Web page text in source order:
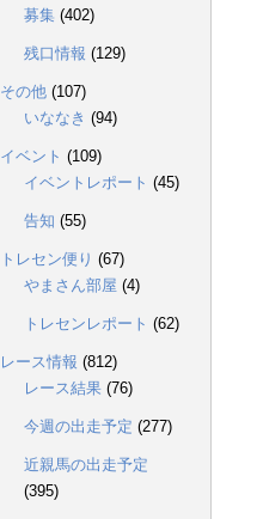
募集 (402)
残口情報 (129)
その他 (107)
いななき (94)
イベント (109)
イベントレポート (45)
告知 (55)
トレセン便り (67)
やまさん部屋 (4)
トレセンレポート (62)
レース情報 (812)
レース結果 (76)
今週の出走予定 (277)
近親馬の出走予定
(395)